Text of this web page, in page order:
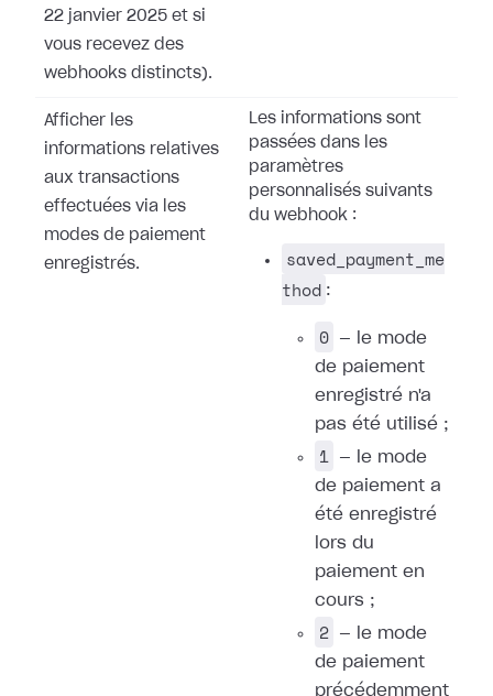
22 janvier 2025 et si
vous recevez des
webhooks distincts).
Afficher les
informations relatives
aux transactions
effectuées via les
modes de paiement
enregistrés.
Les informations sont
passées dans les
paramètres
personnalisés suivants
du webhook :
saved_payment_me
thod :
0
— le mode
de paiement
enregistré n'a
pas été utilisé ;
1
— le mode
de paiement a
été enregistré
lors du
paiement en
cours ;
2
— le mode
de paiement
précédemment